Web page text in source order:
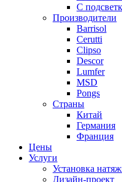
С
Производители
Barrisol
Cerutti
Clipso
Descor
Lumfer
MSD
Pongs
Страны
Китай
Германия
Франция
Цены
Услуги
Установка
Дизайн-проект